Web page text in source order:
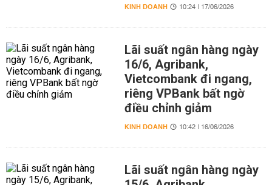
KINH DOANH 10:24 | 17/06/2026
Lãi suất ngân hàng ngày
16/6, Agribank,
Vietcombank đi ngang,
riêng VPBank bất ngờ
điều chỉnh giảm
KINH DOANH 10:42 | 16/06/2026
Lãi suất ngân hàng ngày